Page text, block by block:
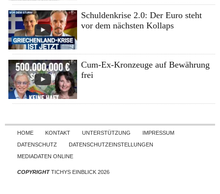
Schuldenkrise 2.0: Der Euro steht
vor dem nächsten Kollaps
Cum-Ex-Kronzeuge auf Bewährung
frei
Skip to content
HOME KONTAKT UNTERSTÜTZUNG
IMPRESSUM
DATENSCHUTZ
DATENSCHUTZEINSTELLUNGEN
MEDIADATEN ONLINE
COPYRIGHTTICHYS EINBLICK 2026